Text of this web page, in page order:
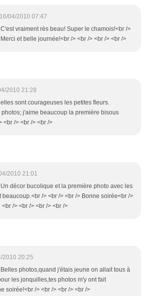
16/04/2010 07:47
vraiment rès beau! Super le chamois!<br />
et belle journée!<br /> <br /> <br /> <br />
2010 21:28
sont courageuses les petites fleurs.
j'aime beaucoup la première bisous
<br /> <br /> <br />
2010 21:01
décor bucolique et la première photo avec les
beaucoup.<br /> <br /> <br /> Bonne soirée<br />
/> <br /> <br /> <br />
2010 20:25
photos,quand j'étais jeune on allait tous à
les jonquilles,tes photos m'y ont fait
soirée!<br /> <br /> <br /> <br />